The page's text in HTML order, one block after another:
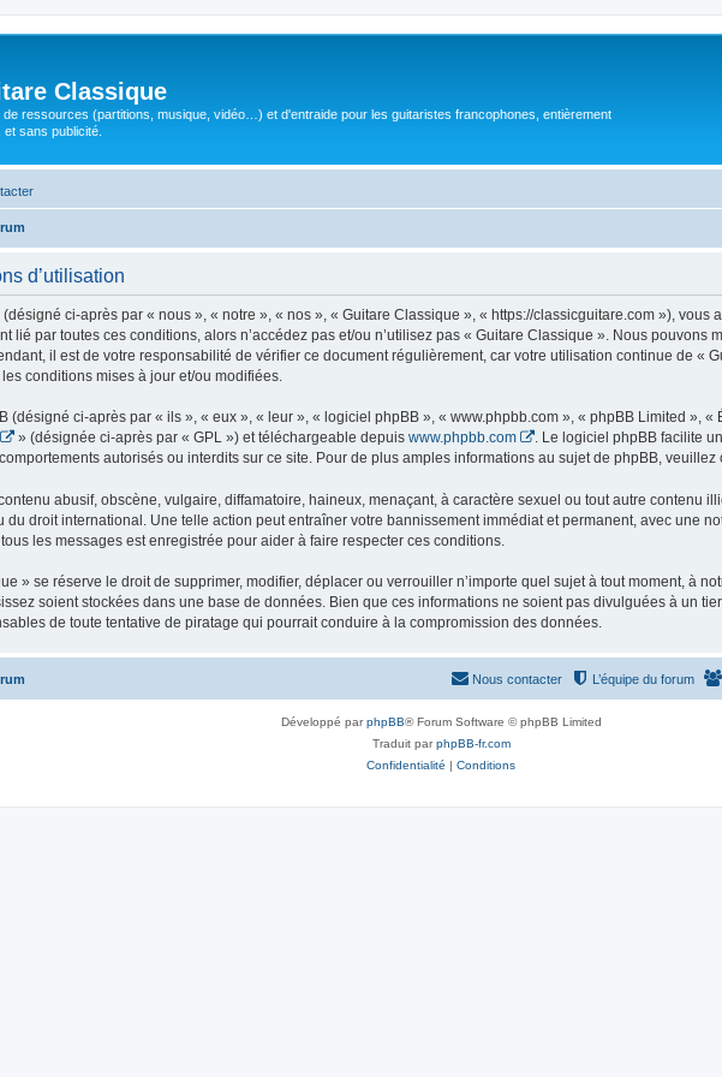
Classique
de ressources (partitions, musique, vidéo…) et d'entraide pour les guitaristes francophones, entièrement
et sans publicité.
d’utilisation
ci-après par « nous », « notre », « nos », « Guitare Classique », « https://classicguitare.com »), vous
lié par toutes ces conditions, alors n’accédez pas et/ou n’utilisez pas « Guitare Classique ». Nous pouvons
il est de votre responsabilité de vérifier ce document régulièrement, car votre utilisation continue de «
conditions mises à jour et/ou modifiées.
(désigné ci-après par « ils », « eux », « leur », « logiciel phpBB », « www.phpbb.com », « phpBB Limited »,
» (désignée ci-après par « GPL ») et téléchargeable depuis www.phpbb.com
. Le logiciel phpBB facilite
autorisés ou interdits sur ce site. Pour de plus amples informations au sujet de phpBB, veuillez
abusif, obscène, vulgaire, diffamatoire, haineux, menaçant, à caractère sexuel ou tout autre contenu
droit international. Une telle action peut entraîner votre bannissement immédiat et permanent, avec une
les messages est enregistrée pour aider à faire respecter ces conditions.
» se réserve le droit de supprimer, modifier, déplacer ou verrouiller n’importe quel sujet à tout moment, à
soient stockées dans une base de données. Bien que ces informations ne soient pas divulguées à un
de toute tentative de piratage qui pourrait conduire à la compromission des données.
L’équipe du forum
Nous contacter
Développé parphpBB® Forum Software © phpBB Limited
Traduit parphpBB-fr.com
Confidentialité | Conditions